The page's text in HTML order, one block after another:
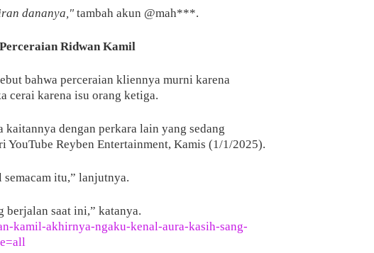
dananya," tambah akun @mah***.
Ridwan Kamil
bahwa perceraian kliennya murni karena
cerai karena isu orang ketiga.
kaitannya dengan perkara lain yang sedang
Reyben Entertainment, Kamis (1/1/2025).
itu,” lanjutnya.
berjalan saat ini,” katanya.
kamil-akhirnya-ngaku-kenal-aura-kasih-sang-